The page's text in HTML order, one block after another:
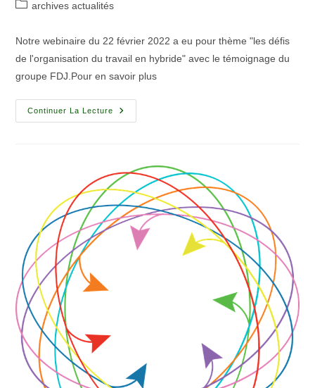
archives actualités
Notre webinaire du 22 février 2022 a eu pour thème "les défis
de l'organisation du travail en hybride" avec le témoignage du
groupe FDJ.Pour en savoir plus
Continuer La Lecture